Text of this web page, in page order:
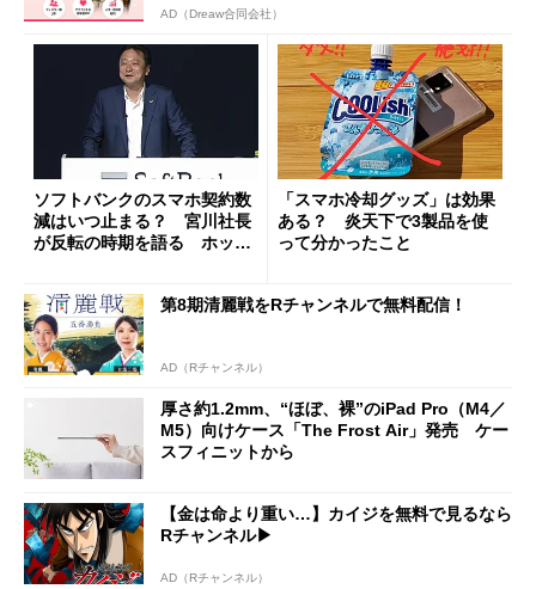
AD（Dreaw合同会社）
ソフトバンクのスマホ契約数
減はいつ止まる？ 宮川社長
が反転の時期を語る ホッピ
「スマホ冷却グッズ」は効果
ある？ 炎天下で3製品を使
って分かったこと
第8期清麗戦をRチャンネルで無料配信！
AD（Rチャンネル）
厚さ約1.2mm、“ほぼ、裸”のiPad Pro（M4／
M5）向けケース「The Frost Air」発売 ケー
スフィニットから
【金は命より重い…】カイジを無料で見るなら
Rチャンネル▶︎
AD（Rチャンネル）